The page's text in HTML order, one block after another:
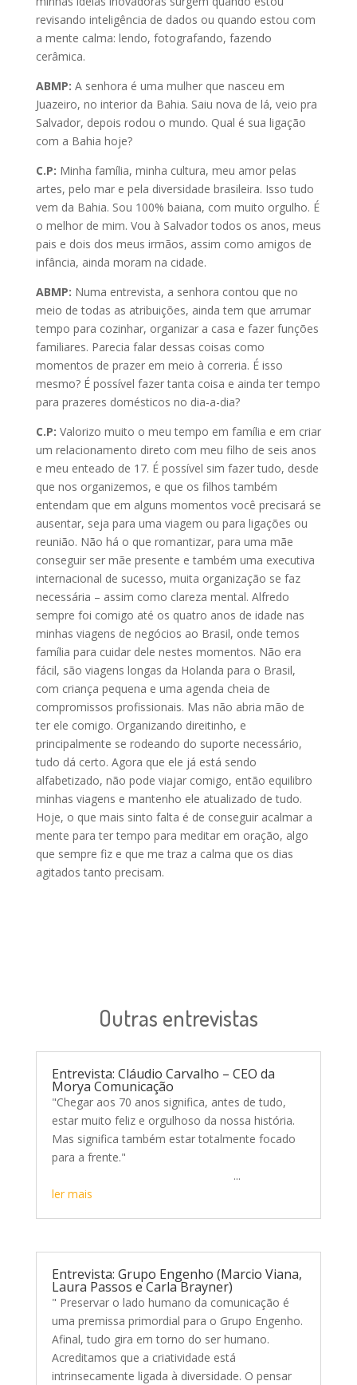
revisando inteligência de dados ou quando estou com
a mente calma: lendo, fotografando, fazendo
cerâmica.
ABMP: A senhora é uma mulher que nasceu em
Juazeiro, no interior da Bahia. Saiu nova de lá, veio pra
Salvador, depois rodou o mundo. Qual é sua ligação
com a Bahia hoje?
C.P: Minha família, minha cultura, meu amor pelas
artes, pelo mar e pela diversidade brasileira. Isso tudo
vem da Bahia. Sou 100% baiana, com muito orgulho. É
o melhor de mim. Vou à Salvador todos os anos, meus
pais e dois dos meus irmãos, assim como amigos de
infância, ainda moram na cidade.
ABMP: Numa entrevista, a senhora contou que no
meio de todas as atribuições, ainda tem que arrumar
tempo para cozinhar, organizar a casa e fazer funções
familiares. Parecia falar dessas coisas como
momentos de prazer em meio à correria. É isso
mesmo? É possível fazer tanta coisa e ainda ter tempo
para prazeres domésticos no dia-a-dia?
C.P: Valorizo muito o meu tempo em família e em criar
um relacionamento direto com meu filho de seis anos
e meu enteado de 17. É possível sim fazer tudo, desde
que nos organizemos, e que os filhos também
entendam que em alguns momentos você precisará se
ausentar, seja para uma viagem ou para ligações ou
reunião. Não há o que romantizar, para uma mãe
conseguir ser mãe presente e também uma executiva
internacional de sucesso, muita organização se faz
necessária – assim como clareza mental. Alfredo
sempre foi comigo até os quatro anos de idade nas
minhas viagens de negócios ao Brasil, onde temos
família para cuidar dele nestes momentos. Não era
fácil, são viagens longas da Holanda para o Brasil,
com criança pequena e uma agenda cheia de
compromissos profissionais. Mas não abria mão de
ter ele comigo. Organizando direitinho, e
principalmente se rodeando do suporte necessário,
tudo dá certo. Agora que ele já está sendo
alfabetizado, não pode viajar comigo, então equilibro
minhas viagens e mantenho ele atualizado de tudo.
Hoje, o que mais sinto falta é de conseguir acalmar a
mente para ter tempo para meditar em oração, algo
que sempre fiz e que me traz a calma que os dias
agitados tanto precisam.
Outras entrevistas
Entrevista: Cláudio Carvalho – CEO da
Morya Comunicação
"Chegar aos 70 anos significa, antes de tudo,
estar muito feliz e orgulhoso da nossa história.
Mas significa também estar totalmente focado
para a frente."
...
ler mais
Entrevista: Grupo Engenho (Marcio Viana,
Laura Passos e Carla Brayner)
" Preservar o lado humano da comunicação é
uma premissa primordial para o Grupo Engenho.
Afinal, tudo gira em torno do ser humano.
Acreditamos que a criatividade está
intrinsecamente ligada à diversidade. O pensar